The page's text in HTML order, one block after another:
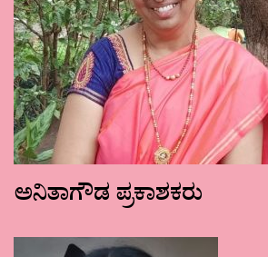
ಅನಿತಾಗೌಡ ಪ್ರಕಾಶಕರು